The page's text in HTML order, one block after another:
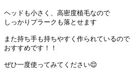
ヘッドも小さく、高密度植毛なので
しっかりプラークも落とせます
また持ち手も持ちやすく作られているので
おすすめです！！
ぜひ一度使ってみてください😌